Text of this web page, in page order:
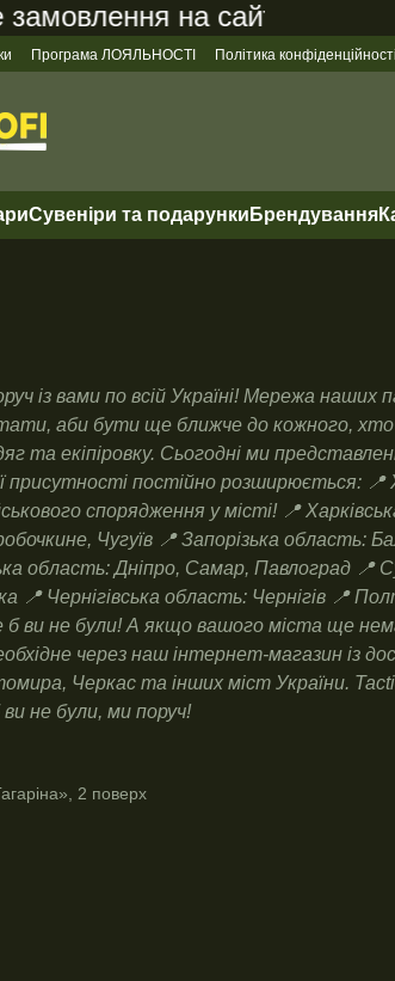
на сайті становить
Програма ЛОЯЛЬНОСТІ
Політика конфіденційності
Сувеніри та подарунки Брендування
із вами по всій Україні! Мережа наших
аби бути ще ближче до кожного,
та екіпіровку. Сьогодні ми
присутності постійно розширюється:
спорядження у місті! 📍
Чугуїв 📍 Запорізька область:
область: Дніпро, Самар, Павлоград 📍
📍 Чернігівська область: Чернігів 📍
б ви не були! А якщо вашого міста ще
через наш інтернет-магазин із
Черкас та інших міст України.
не були, ми поруч!
2 поверх